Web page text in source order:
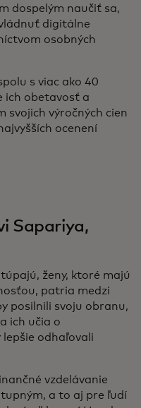
dospelým naučiť sa,
digitálne
osobných
s viac ako 40
ich obetavosť a
svojich výročných cien
ocenení
Sapariya,
ženy, ktoré majú
patria medzi
posilnili svoju obranu,
ich učia o
odhaľovali
vzdelávanie
a to aj pre ľudí